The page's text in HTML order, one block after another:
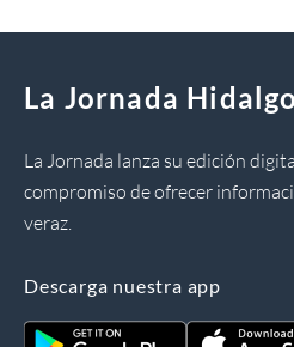
La Jornada Hidalgo
La Jornada lanza su edición
compromiso de ofrecer
veraz.
Descarga nuestra app